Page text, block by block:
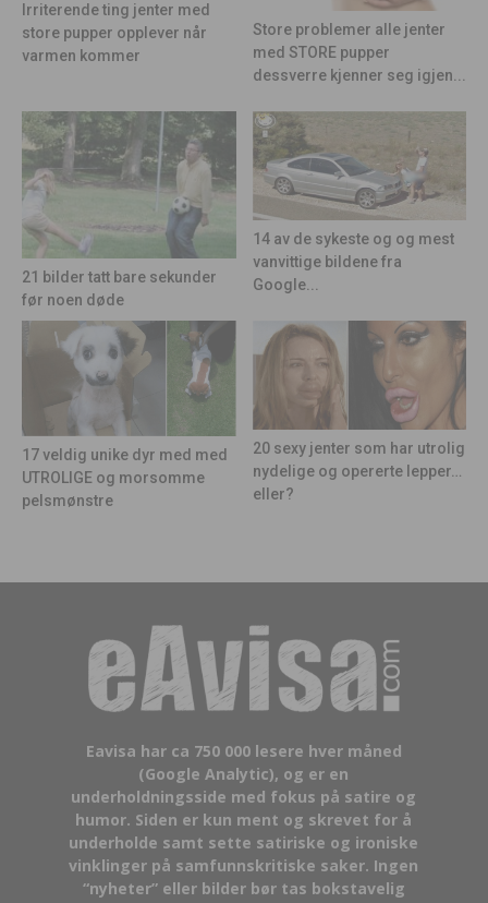
Irriterende ting jenter med
store pupper opplever når
varmen kommer
Store problemer alle jenter
med STORE pupper
dessverre kjenner seg igjen...
21 bilder tatt bare sekunder
før noen døde
14 av de sykeste og og mest
vanvittige bildene fra
Google...
17 veldig unike dyr med med
UTROLIGE og morsomme
pelsmønstre
20 sexy jenter som har utrolig
nydelige og opererte lepper…
eller?
Eavisa har ca 750 000 lesere hver måned
(Google Analytic), og er en
underholdningsside med fokus på satire og
humor. Siden er kun ment og skrevet for å
underholde samt sette satiriske og ironiske
vinklinger på samfunnskritiske saker. Ingen
“nyheter” eller bilder bør tas bokstavelig